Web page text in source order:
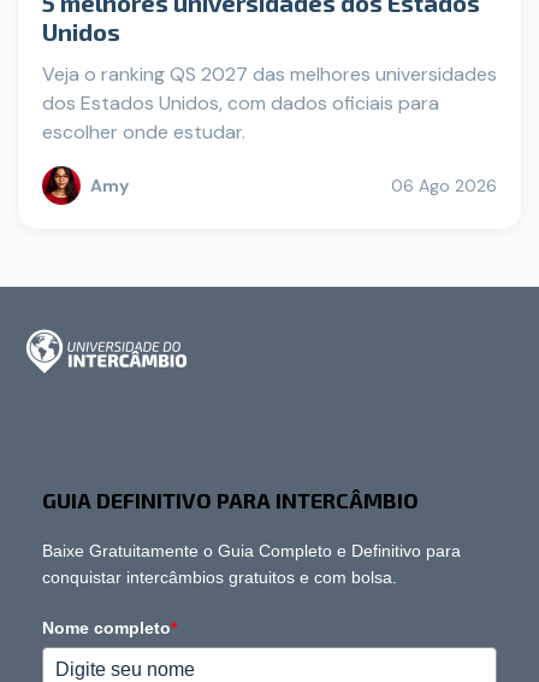
Unidos
Veja o ranking QS 2027 das melhores universidades
dos Estados Unidos, com dados oficiais para
escolher onde estudar.
Amy 06 Ago 2026
GUIA DEFINITIVO PARA INTERCÂMBIO
Baixe Gratuitamente o Guia Completo e Definitivo para
conquistar intercâmbios gratuitos e com bolsa.
Nome completo*